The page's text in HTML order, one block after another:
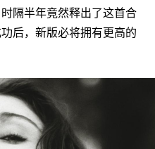
隔半年竟然释出了这首合
后，新版必将拥有更高的